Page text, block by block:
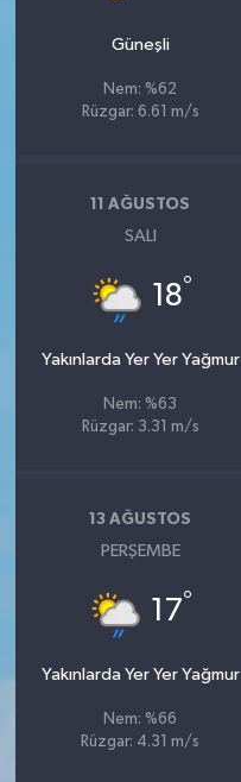
Güneşli
Nem: %62
Rüzgar: 6.61 m/s
11 AĞUSTOS
SALI
18°
Yakınlarda Yer Yer Yağmur
Nem: %63
Rüzgar: 3.31 m/s
13 AĞUSTOS
PERŞEMBE
17°
Yakınlarda Yer Yer Yağmur
Nem: %66
Rüzgar: 4.31 m/s